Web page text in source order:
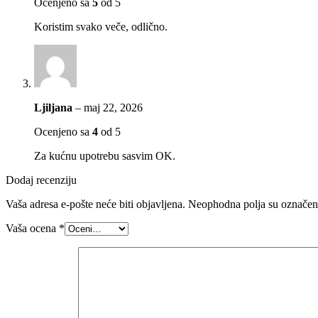
Koristim svako veče, odlično.
Ljiljana – maj 22, 2026
Ocenjeno sa 4 od 5
Za kućnu upotrebu sasvim OK.
Dodaj recenziju
Vaša adresa e-pošte neće biti objavljena. Neophodna polja su
Vaša ocena *